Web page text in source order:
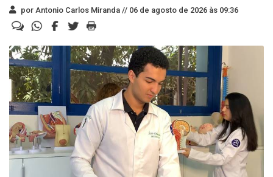
por Antonio Carlos Miranda // 06 de agosto de 2026 às 09:36